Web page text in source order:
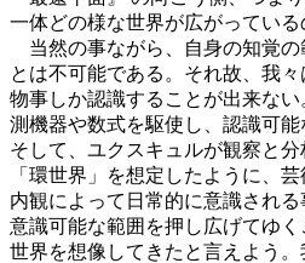
一体どの様な世界が広がっている
当然の事ながら、自身の知覚の
とは不可能である。それ故、我
物事しか認識することが出来な
測機器や数式を駆使し、認識可能
そして、ユクスキュルが観察と
「環世界」を想定したように、
内観によって日常的に意識される
意識可能な範囲を押し広げてゆ
世界を想像してきたと言えよう